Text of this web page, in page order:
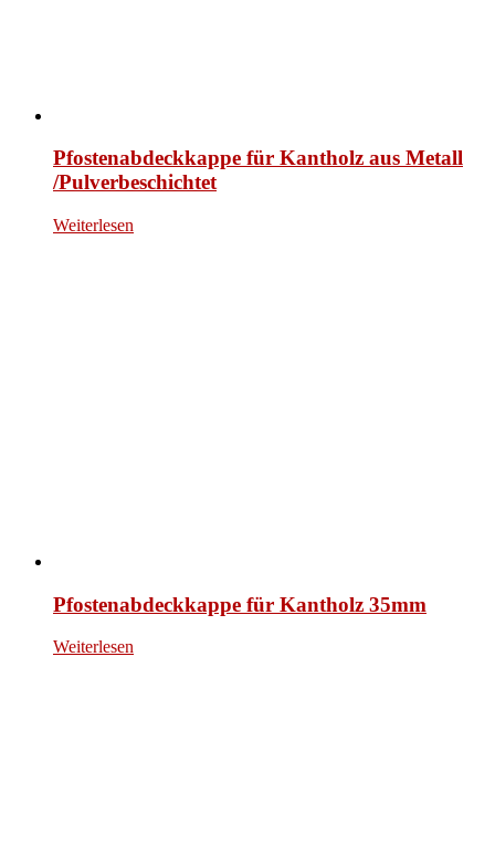
Pfostenabdeckkappe für Kantholz aus Metall
/Pulverbeschichtet
Weiterlesen
Pfostenabdeckkappe für Kantholz 35mm
Weiterlesen